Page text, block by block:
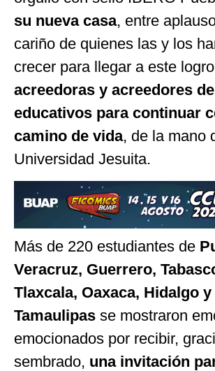
su nueva casa, entre
cariño de quienes las y los
crecer para llegar a este
acreedoras y acreedores
educativos para continuar
camino de vida, de la mano
Universidad Jesuita.
Más de 220 estudiantes de
Veracruz, Guerrero,
Tlaxcala, Oaxaca, Hidalgo y
Tamaulipas se mostraron
emocionados por recibir,
sembrado, una invitación